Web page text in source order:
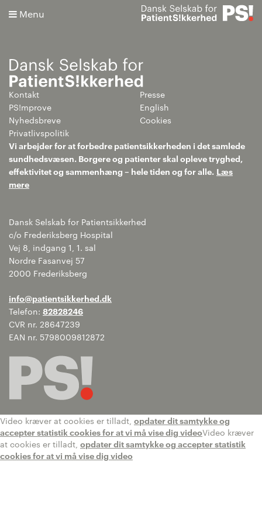
Menu
Søg
Avanceret søgning
Kontakt
Presse
PS!mprove
English
Nyhedsbreve
Cookies
Privatlivspolitik
Vi arbejder for at forbedre patientsikkerheden i det samlede
sundhedsvæsen. Borgere og patienter skal opleve tryghed,
effektivitet og sammenhæng – hele tiden og for alle. Læs
mere
Dansk Selskab for Patientsikkerhed
c/o Frederiksberg Hospital
Vej 8, indgang 1, 1. sal
Nordre Fasanvej 57
2000 Frederiksberg
info@patientsikkerhed.dk
Telefon: 82828246
CVR nr. 28647239
EAN nr. 5798009812872
Video kræver at cookies er tilladt, opdater dit samtykke og
accepter statistik cookies for at vi må vise dig videoVideo kræver
at cookies er tilladt, opdater dit samtykke og accepter statistik
cookies for at vi må vise dig video